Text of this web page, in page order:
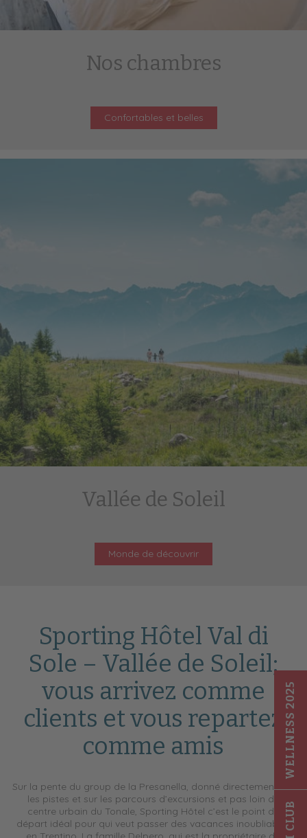
WELLNESS 2025
Nos chambres
Confortables et belles
Vallée de Soleil
Monde de découvrir
Sporting Hôtel Val di
Sole – Vallée de Soleil;
vous arrivez comme
clients et vous repartez
comme amis
Sur la pente du group de la Presanella, donné directement sur
les pistes et sur les parcours d’excursions et pas loin du
centre urbain du Tonale, Sporting Hôtel c’est le point de
départ idéal pour qui veut passer des vacances inoubliables